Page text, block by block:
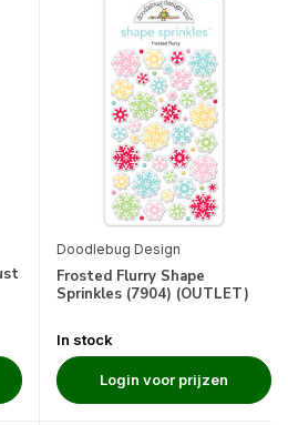
Doodlebug Design
Frosted Flurry Shape
Sprinkles (7904) (OUTLET)
In stock
Login voor prijzen